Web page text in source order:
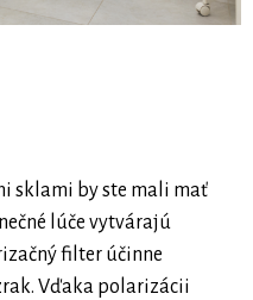
sklami by ste mali mať
lúče vytvárajú
filter účinne
Vďaka polarizácii